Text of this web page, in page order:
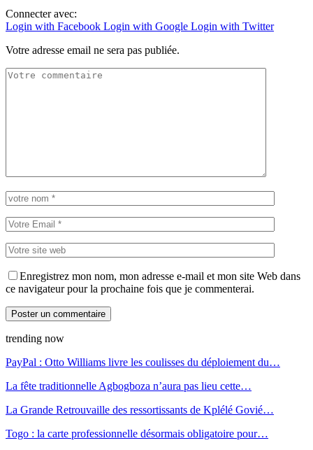
Connecter avec:
Login with Facebook Login with Google Login with Twitter
Votre adresse email ne sera pas publiée.
Enregistrez mon nom, mon adresse e-mail et mon site Web dans
ce navigateur pour la prochaine fois que je commenterai.
trending now
PayPal : Otto Williams livre les coulisses du déploiement du…
La fête traditionnelle Agbogboza n’aura pas lieu cette…
La Grande Retrouvaille des ressortissants de Kplélé Govié…
Togo : la carte professionnelle désormais obligatoire pour…